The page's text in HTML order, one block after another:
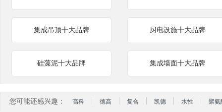
集成吊顶十大品牌 厨电设施十大品牌
硅藻泥十大品牌 集成墙面十大品牌
您可能还感兴趣： 高科 德高 复合 凯德 水性 聚氨